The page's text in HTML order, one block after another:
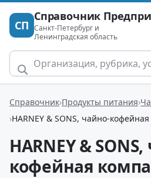
СП
Справочник
Санкт-Петербург и
Ленинградская область
Справочник Продукты питания
HARNEY & SONS, чайно-
HARNEY &
кофейная